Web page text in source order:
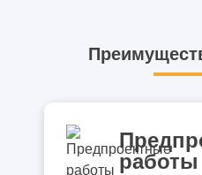
работы